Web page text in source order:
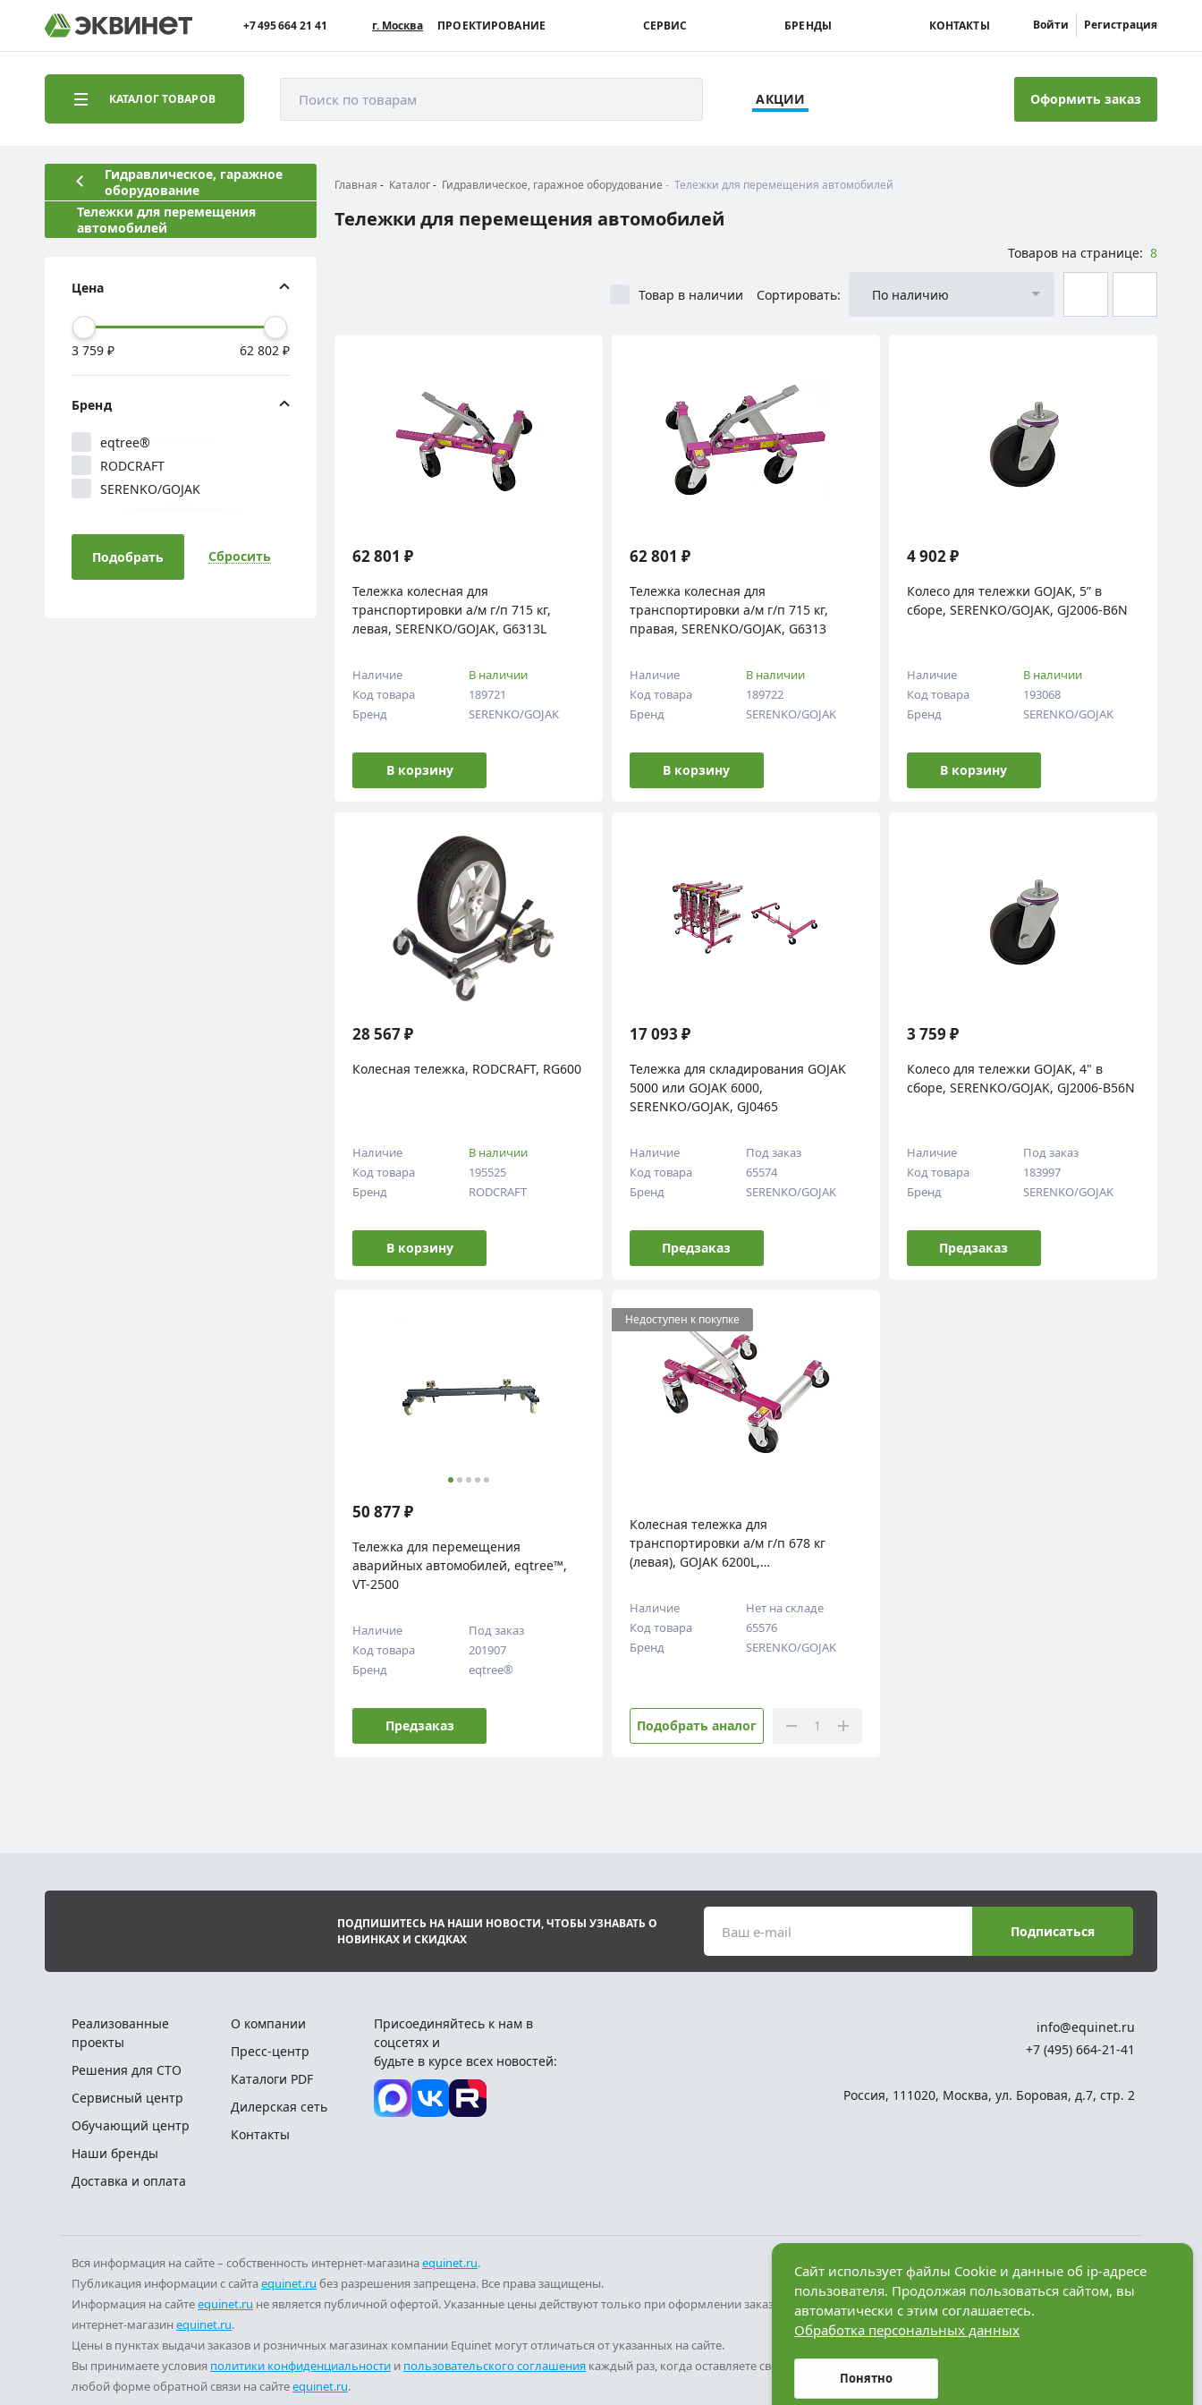
+7 495 664 21 41 г. Москва ПРОЕКТИРОВАНИЕ СЕРВИС БРЕНДЫ КОНТАКТЫ Войти Регистрация
КАТАЛОГ ТОВАРОВ Поиск по товарам АКЦИИ Оформить заказ
Гидравлическое, гаражное
оборудование
Тележки для перемещения
автомобилей
Цена
3 759 ₽ 62 802 ₽
Бренд
eqtree®
RODCRAFT
SERENKO/GOJAK
Подобрать Сбросить
Главная Каталог Гидравлическое, гаражное оборудование Тележки для перемещения автомобилей
Тележки для перемещения автомобилей
Товаров на странице: 8
Товар в наличии Сортировать: По наличию
62 801 ₽
Тележка колесная для
транспортировки а/м г/п 715 кг,
левая, SERENKO/GOJAK, G6313L
Наличие
В наличии
Код товара
189721
Бренд
SERENKO/GOJAK
В корзину
62 801 ₽
Тележка колесная для
транспортировки а/м г/п 715 кг,
правая, SERENKO/GOJAK, G6313
Наличие
В наличии
Код товара
189722
Бренд
SERENKO/GOJAK
В корзину
4 902 ₽
Колесо для тележки GOJAK, 5” в
сборе, SERENKO/GOJAK, GJ2006-B6N
Наличие
В наличии
Код товара
193068
Бренд
SERENKO/GOJAK
В корзину
28 567 ₽
Колесная тележка, RODCRAFT, RG600
Наличие
В наличии
Код товара
195525
Бренд
RODCRAFT
В корзину
17 093 ₽
Тележка для складирования GOJAK
5000 или GOJAK 6000,
SERENKO/GOJAK, GJ0465
Наличие
Под заказ
Код товара
65574
Бренд
SERENKO/GOJAK
Предзаказ
3 759 ₽
Колесо для тележки GOJAK, 4" в
сборе, SERENKO/GOJAK, GJ2006-B56N
Наличие
Под заказ
Код товара
183997
Бренд
SERENKO/GOJAK
Предзаказ
50 877 ₽
Тележка для перемещения
аварийных автомобилей, eqtree™,
VT-2500
Наличие
Под заказ
Код товара
201907
Бренд
eqtree®
Предзаказ
Недоступен к покупке
Колесная тележка для
транспортировки а/м г/п 678 кг
(левая), GOJAK 6200L,
Наличие
Нет на складе
Код товара
65576
Бренд
SERENKO/GOJAK
Подобрать аналог
ПОДПИШИТЕСЬ НА НАШИ НОВОСТИ, ЧТОБЫ УЗНАВАТЬ О
НОВИНКАХ И СКИДКАХ
Ваш e-mail Подписаться
Реализованные
проекты
Решения для СТО
Сервисный центр
Обучающий центр
Наши бренды
Доставка и оплата
О компании
Пресс-центр
Каталоги PDF
Дилерская сеть
Контакты
Присоединяйтесь к нам в
соцсетях и
будьте в курсе всех новостей:
info@equinet.ru
+7 (495) 664-21-41
Россия, 111020, Москва, ул. Боровая, д.7, стр. 2
Вся информация на сайте – собственность интернет-магазинаequinet.ru.
Публикация информации с сайтаequinet.ru без разрешения запрещена. Все права защищены.
Информация на сайтеequinet.ru не является публичной офертой. Указанные цены действуют только при оформлении заказа через
интернет-магазин equinet.ru.
Цены в пунктах выдачи заказов и розничных магазинах компании Equinet могут отличаться от указанных на сайте.
Вы принимаете условия политики конфиденциальности и пользовательского соглашения каждый раз, когда оставляете свои данные в
любой форме обратной связи на сайтеequinet.ru.
компания «Факт»
Сайт использует файлы Cookie и данные об ip-адресе
пользователя. Продолжая пользоваться сайтом, вы
автоматически с этим соглашаетесь.
Обработка персональных данных
Понятно